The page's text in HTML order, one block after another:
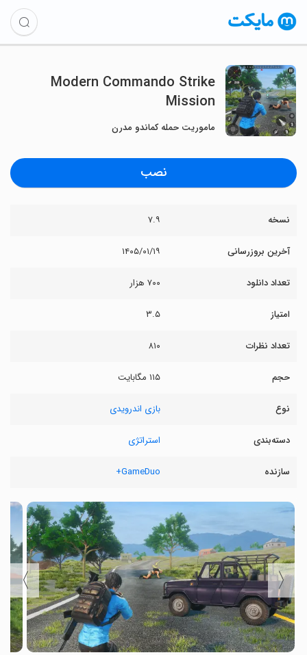
Modern Commando Strike
Mission
ماموریت حمله کماندو مدرن
نصب
نسخه ۷.۹
آخرین بروزرسانی ۱۴۰۵/۰۱/۱۹
تعداد دانلود ۷۰۰ هزار
امتیاز ۳.۵
تعداد نظرات ۸۱۰
حجم ۱۱۵ مگابایت
نوع بازی اندرویدی
دسته‌بندی استراتژی
سازنده GameDuo+
〈
〉